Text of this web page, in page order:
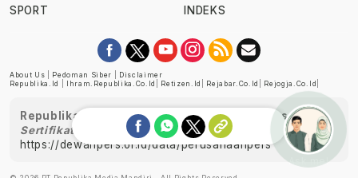
SPORT
INDEKS
About Us Pedoman Siber
Disclaimer
Republika.id
Ihram.republika.co.id Retizen.id Rejabar.co.id Rejogja.co.id
Republika telah diverifikasi oleh Dewan Pers
Sertifikat Nomor 1058/DP-Verifikasi/K/XII/2022
https://dewanpers.or.id/data/perusahaanpers
Ask me!